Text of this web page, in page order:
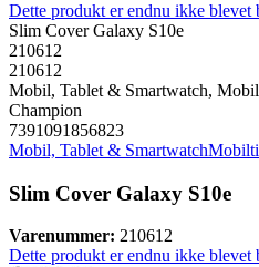
Dette produkt er endnu ikke blevet
Slim Cover Galaxy S10e
210612
210612
Mobil, Tablet & Smartwatch,
Champion
7391091856823
Mobil, Tablet & Smartwatch
Slim Cover Galaxy S10e
Varenummer: 210612
Dette produkt er endnu ikke blevet